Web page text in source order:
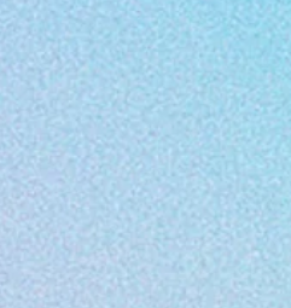
/
à Claire Barrabes,
pour lieux non dédiés
destinées à se jouer en